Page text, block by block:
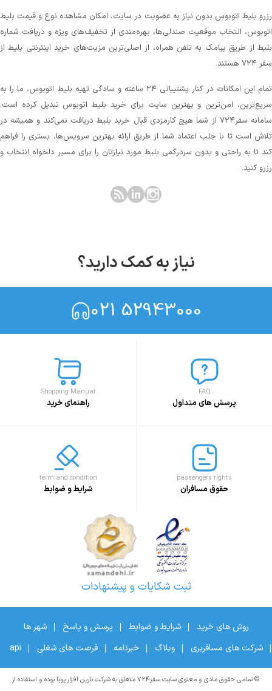
رزرو بلیط اتوبوس بدون نیاز به عضویت در سایت، امکان مشاهده نوع و قیمت بلیط
اتوبوس، انتخاب موقعیت صندلی‌ها، بهره‌مندی از تخفیف‌های ویژه و دریافت شماره‌
بلیط از طریق پیامک به تلفن همراه، از اصلی‌ترین مزیت‌های خرید اینترنتی بلیط از
سفر ۷۲۴ هستند.
تمام این امکانات در کنار پشتیبانی‌ ۲۴ ساعته و سادگی تهیه بلیط اتوبوس، ما را به
سریع‌ترین، امن‌ترین و بهترین سایت برای خرید بلیط اتوبوس تبدیل کرده است.
سامانه سفر۷۲۴ از شما هیچ کارمزدی قبال خرید بلیط دریافت نمی‌کند و همیشه در
تلاش است تا با جلب اعتماد شما از طریق ارائه بهترین سرویس‌ها، بستری را فراهم
کند تا به راحتی و بدون سردرگمی بلیط مورد نیازتان را برای مسیر دلخواه انتخاب و
رزرو کنید.
نیاز به کمک دارید؟
021 52943000
FAQ
پرسش های متداول
Shopping Manual
راهنمای خرید
passengers rights
حقوق مسافران
term and condition
شرایط و ضوابط
ثبت شکایات و پیشنهادات
روش های خرید شرایط و ضوابط پرسش و پاسخ
شهر ها
شرکت های مسافربری
وبلاگ خبرنامه فرصت های شغلی api
© تمامی حقوق مادی و معنوی سایت سفر۷۲۴ متعلق به شرکت نارین افزار پویا بوده و استفاده از